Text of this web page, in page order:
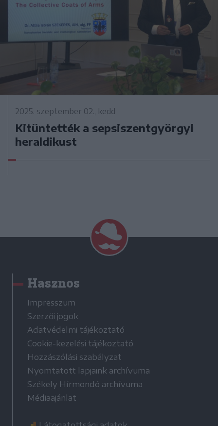
2025. szeptember 02., kedd
Kitüntették a sepsiszentgyörgyi
heraldikust
Hasznos
Impresszum
Szerzői jogok
Adatvédelmi tájékoztató
Cookie-kezelési tájékoztató
Hozzászólási szabályzat
Nyomtatott lapjaink archívuma
Székely Hírmondó archívuma
Médiaajánlat